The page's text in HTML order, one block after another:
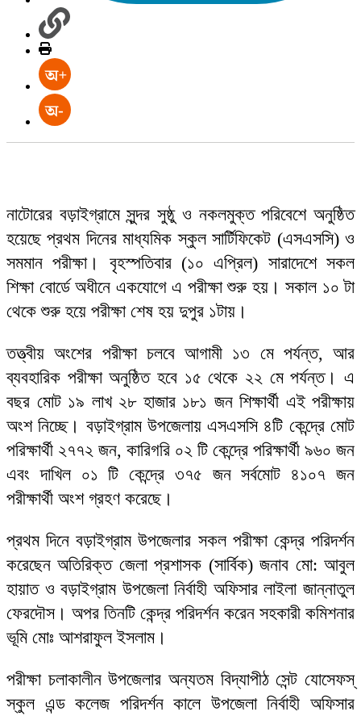
নাটোরের বড়াইগ্রামে সুন্দর সুষ্ঠু ও নকলমুক্ত পরিবেশে অনুষ্ঠিত
হয়েছে প্রথম দিনের মাধ্যমিক স্কুল সার্টিফিকেট (এসএসসি) ও
সমমান পরীক্ষা। বৃহস্পতিবার (১০ এপ্রিল) সারাদেশে সকল
শিক্ষা বোর্ডে অধীনে একযোগে এ পরীক্ষা শুরু হয়। সকাল ১০ টা
থেকে শুরু হয়ে পরীক্ষা শেষ হয় দুপুর ১টায়।
তত্ত্বীয় অংশের পরীক্ষা চলবে আগামী ১৩ মে পর্যন্ত, আর
ব্যবহারিক পরীক্ষা অনুষ্ঠিত হবে ১৫ থেকে ২২ মে পর্যন্ত। এ
বছর মোট ১৯ লাখ ২৮ হাজার ১৮১ জন শিক্ষার্থী এই পরীক্ষায়
অংশ নিচ্ছে। বড়াইগ্রাম উপজেলায় এসএসসি ৪টি কেন্দ্রে মোট
পরিক্ষার্থী ২৭৭২ জন, কারিগরি ০২ টি কেন্দ্রে পরিক্ষার্থী ৯৬০ জন
এবং দাখিল ০১ টি কেন্দ্রে ৩৭৫ জন সর্বমোট ৪১০৭ জন
পরীক্ষার্থী অংশ গ্রহণ করেছে।
প্রথম দিনে বড়াইগ্রাম উপজেলার সকল পরীক্ষা কেন্দ্র পরিদর্শন
করেছেন অতিরিক্ত জেলা প্রশাসক (সার্বিক) জনাব মো: আবুল
হায়াত ও বড়াইগ্রাম উপজেলা নির্বাহী অফিসার লাইলা জান্নাতুল
ফেরদৌস। অপর তিনটি কেন্দ্র পরিদর্শন করেন সহকারী কমিশনার
ভূমি মোঃ আশরাফুল ইসলাম।
পরীক্ষা চলাকালীন উপজেলার অন্যতম বিদ্যাপীঠ সেন্ট যোসেফস্
স্কুল এন্ড কলেজ পরিদর্শন কালে উপজেলা নির্বাহী অফিসার